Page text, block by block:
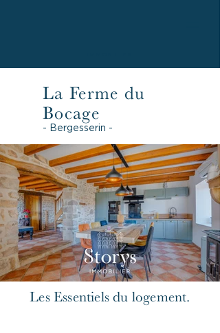
La Ferme du
Bocage
- Bergesserin -
Les Essentiels du logement.